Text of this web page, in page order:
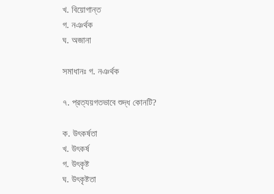
খ. বিয়োগান্ত
গ. নঞর্থক
ঘ. অজানা
সমাধানঃ গ. নঞর্থক
৭. প্রত্যয়গতভাবে শুদ্ধ কোনটি?
ক. উৎকর্ষতা
খ. উৎকর্ষ
গ. উৎকৃষ্ট
ঘ. উৎকৃষ্টতা